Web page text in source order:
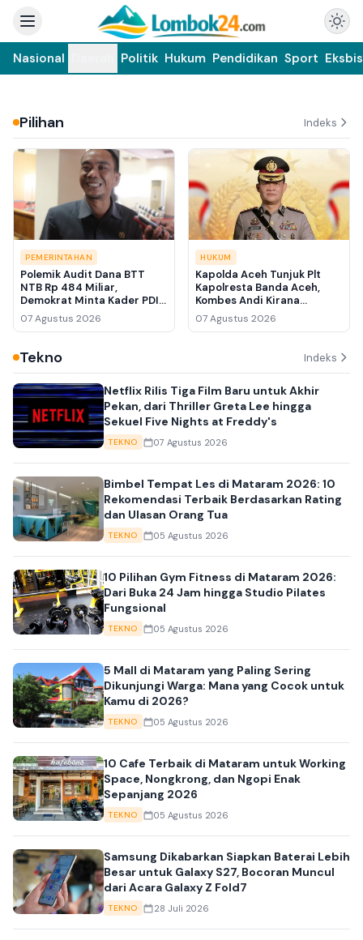
Nasional Politik Hukum Pendidikan Sport Eksbis
Pilihan Indeks
PEMERINTAHAN
Polemik Audit Dana BTT
NTB Rp 484 Miliar,
Demokrat Minta Kader PDIP
Belajar Tata Kelola
Pemerintahan
07 Agustus 2026
HUKUM
Kapolda Aceh Tunjuk Plt
Kapolresta Banda Aceh,
Kombes Andi Kirana
Diperiksa Propam Mabes
Polri
07 Agustus 2026
Tekno Indeks
Netflix Rilis Tiga Film Baru untuk Akhir
Pekan, dari Thriller Greta Lee hingga
Sekuel Five Nights at Freddy's
TEKNO 07 Agustus 2026
Bimbel Tempat Les di Mataram 2026: 10
Rekomendasi Terbaik Berdasarkan Rating
dan Ulasan Orang Tua
TEKNO 05 Agustus 2026
10 Pilihan Gym Fitness di Mataram 2026:
Dari Buka 24 Jam hingga Studio Pilates
Fungsional
TEKNO 05 Agustus 2026
5 Mall di Mataram yang Paling Sering
Dikunjungi Warga: Mana yang Cocok untuk
Kamu di 2026?
TEKNO 05 Agustus 2026
10 Cafe Terbaik di Mataram untuk Working
Space, Nongkrong, dan Ngopi Enak
Sepanjang 2026
TEKNO 05 Agustus 2026
Samsung Dikabarkan Siapkan Baterai Lebih
Besar untuk Galaxy S27, Bocoran Muncul
dari Acara Galaxy Z Fold7
TEKNO 28 Juli 2026